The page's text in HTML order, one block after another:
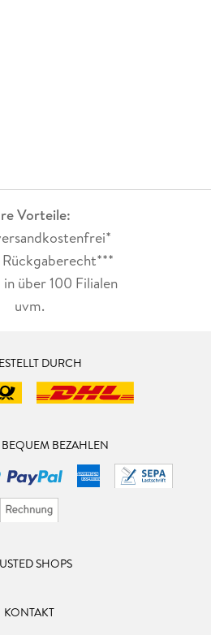
Vorteile:
Rückgaberecht***
über 100 Filialen
uvm.
DURCH
BEZAHLEN
SHOPS
KONTAKT